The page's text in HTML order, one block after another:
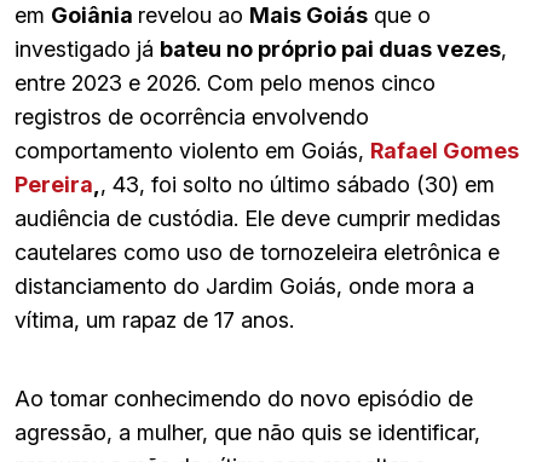
em Goiânia revelou ao Mais Goiás que o
investigado já bateu no próprio pai duas vezes,
entre 2023 e 2026. Com pelo menos cinco
registros de ocorrência envolvendo
comportamento violento em Goiás, Rafael Gomes
Pereira , 43, foi solto no último sábado (30) em
audiência de custódia. Ele deve cumprir medidas
cautelares como uso de tornozeleira eletrônica e
distanciamento do Jardim Goiás, onde mora a
vítima, um rapaz de 17 anos.
Ao tomar conhecimendo do novo episódio de
agressão, a mulher, que não quis se identificar,